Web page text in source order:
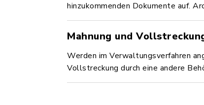
hinzukommenden Dokumente auf.
Mahnung und
Werden im Verwaltungsverfahren
Vollstreckung durch eine andere